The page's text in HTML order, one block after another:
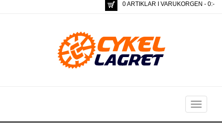
0 ARTIKLAR I VARUKORGEN - 0:-
Toggle
navigation